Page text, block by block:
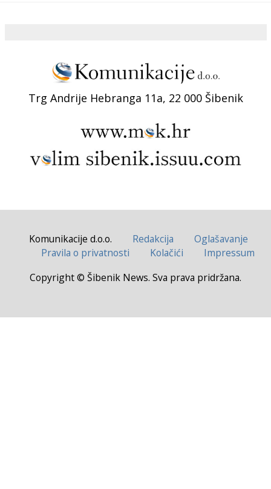
Trg Andrije Hebranga 11a, 22 000 Šibenik
Komunikacije d.o.o. Redakcija
Oglašavanje
Pravila o privatnosti
Kolačići
Impressum
Copyright © Šibenik News. Sva prava pridržana.